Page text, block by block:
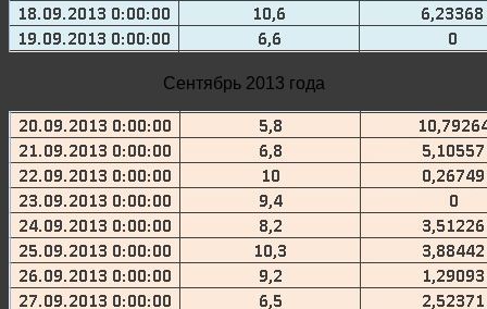
Сентябрь 2013 года